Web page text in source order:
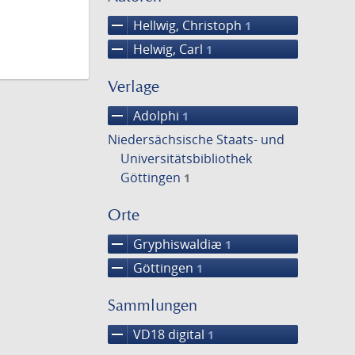
remove Hellwig, Christoph 1
remove Helwig, Carl 1
Verlage
remove Adolphi 1
Niedersächsische Staats- und
Universitätsbibliothek
Göttingen 1
Orte
remove Gryphiswaldiæ 1
remove Göttingen 1
Sammlungen
remove VD18 digital 1